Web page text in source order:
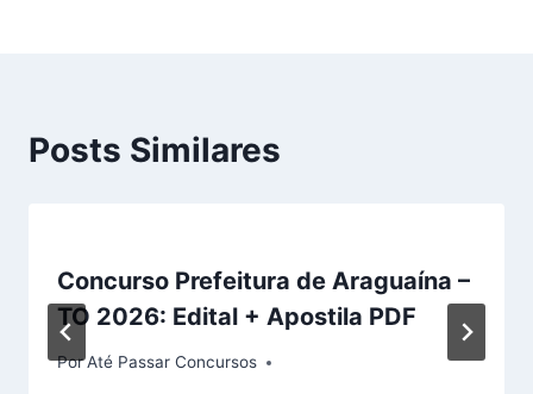
Posts Similares
Concurso Prefeitura de Araguaína –
TO 2026: Edital + Apostila PDF
PorAté Passar Concursos